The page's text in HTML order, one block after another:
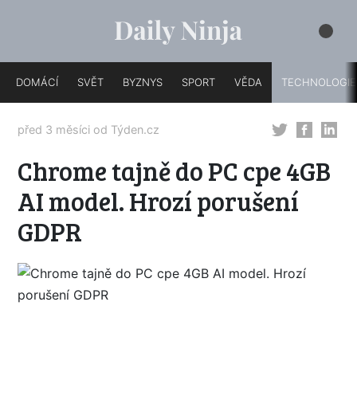
DOMÁCÍ SVĚT BYZNYS SPORT VĚDA TECHNOLOGIE
před 3 měsíci od Týden.cz
Chrome tajně do PC cpe 4GB
AI model. Hrozí porušení
GDPR